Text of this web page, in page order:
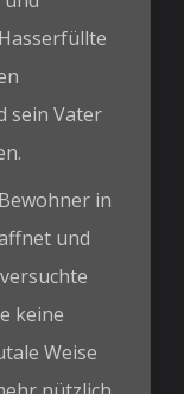
sein Vater
in
und
keine
Weise